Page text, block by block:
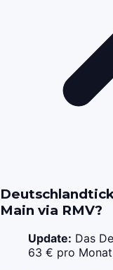
Main via RMV?
Update: Das
63 € pro